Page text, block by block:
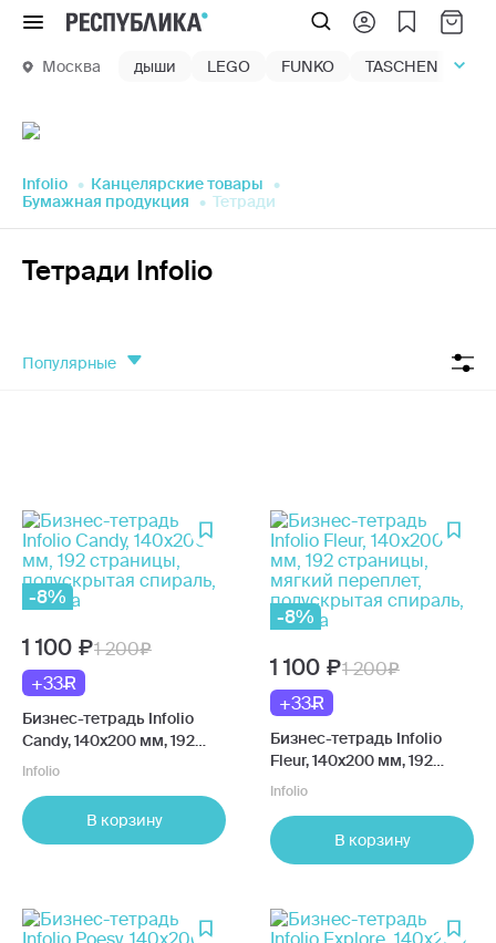
Меню
Москва дыши LEGO FUNKO TASCHEN
Infolio
Канцелярские товары
Бумажная продукция
Тетради
Тетради Infolio
популярные
-8%
1 100
1 200
+33
Бизнес-тетрадь Infolio
Candy, 140x200 мм, 192
страницы, полускрытая
Infolio
В корзину
-8%
1 100
1 200
+33
Бизнес-тетрадь Infolio
Fleur, 140x200 мм, 192
страницы, мягкий
спираль, клетка
Infolio
В корзину